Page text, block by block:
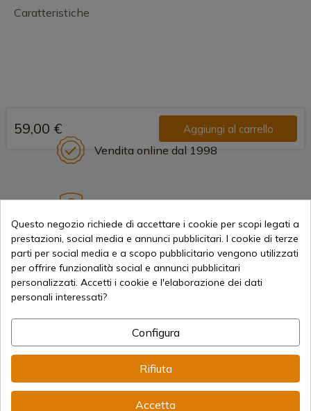
Caratteristiche
59,00 € Aggiungi al carrello
Vendita online dal 1998
Spedizioni Internazionali
Informazione
Questo negozio richiede di accettare i cookie per scopi legati a
prestazioni, social media e annunci pubblicitari. I cookie di terze
parti per social media e a scopo pubblicitario vengono utilizzati
per offrire funzionalità social e annunci pubblicitari
personalizzati. Accetti i cookie e l'elaborazione dei dati
personali interessati?
Configura
Rifiuta
Accetta